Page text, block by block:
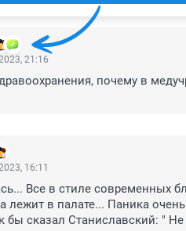
21:16
почему в
16:11
Все в стиле современных
лежит в палате... Паника
бы сказал Станиславский: "